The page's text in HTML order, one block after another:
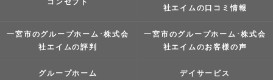
社エイムの口コミ情報
一宮市のグループホーム･株式会
社エイムの評判
一宮市のグループホーム･株式会
社エイムのお客様の声
グループホーム デイサービス